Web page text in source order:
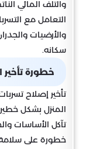
والتلف المائي
التعامل مع
والأرضيات
سكانه.
خطورة
تأخير إصلاح
المنزل بشكل
تآكل الأساسات
خطورة على سلامة